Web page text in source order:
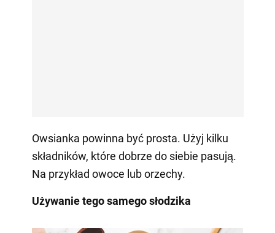
Owsianka powinna być prosta. Użyj kilku
składników, które dobrze do siebie pasują.
Na przykład owoce lub orzechy.
Używanie tego samego słodzika